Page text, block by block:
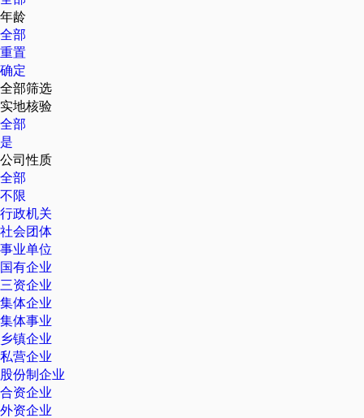
年龄
全部
重置
确定
全部筛选
实地核验
全部
是
公司性质
全部
不限
行政机关
社会团体
事业单位
国有企业
三资企业
集体企业
集体事业
乡镇企业
私营企业
股份制企业
合资企业
外资企业